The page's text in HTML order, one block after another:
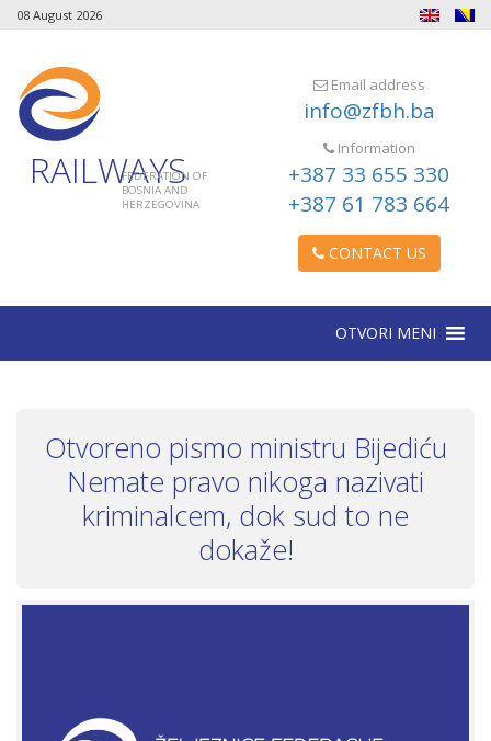
08 August 2026
RAILWAYS
FEDERATION OF
BOSNIA AND
HERZEGOVINA
Email address
info@zfbh.ba
Information
+387 33 655 330
+387 61 783 664
CONTACT US
OTVORI MENI
Otvoreno pismo ministru Bijediću
Nemate pravo nikoga nazivati
kriminalcem, dok sud to ne
dokaže!